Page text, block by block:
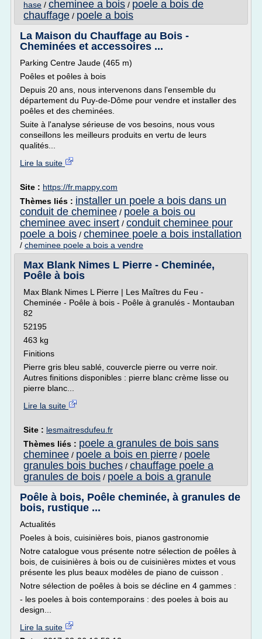
hase / cheminee a bois / poele a bois de
chauffage / poele a bois
La Maison du Chauffage au Bois -
Cheminées et accessoires ...
Parking Centre Jaude (465 m)
Poêles et poêles à bois
Depuis 20 ans, nous intervenons dans l'ensemble du
département du Puy-de-Dôme pour vendre et installer des
poêles et des cheminées.
Suite à l'analyse sérieuse de vos besoins, nous vous
conseillons les meilleurs produits en vertu de leurs
qualités...
Lire la suite
Site : https://fr.mappy.com
Thèmes liés : installer un poele a bois dans un
conduit de cheminee / poele a bois ou
cheminee avec insert / conduit cheminee pour
poele a bois / cheminee poele a bois installation
/ cheminee poele a bois a vendre
Max Blank Nimes L Pierre - Cheminée,
Poêle à bois
Max Blank Nimes L Pierre | Les Maîtres du Feu -
Cheminée - Poêle à bois - Poêle à granulés - Montauban
82
52195
463 kg
Finitions
Pierre gris bleu sablé, couvercle pierre ou verre noir.
Autres finitions disponibles : pierre blanc crème lisse ou
pierre blanc...
Lire la suite
Site : lesmaitresdufeu.fr
Thèmes liés : poele a granules de bois sans
cheminee / poele a bois en pierre / poele
granules bois buches / chauffage poele a
granules de bois / poele a bois a granule
Poêle à bois, Poêle cheminée, à granules de
bois, rustique ...
Actualités
Poeles à bois, cuisinières bois, pianos gastronomie
Notre catalogue vous présente notre sélection de poêles à
bois, de cuisinières à bois ou de cuisinières mixtes et vous
présente les plus beaux modèles de piano de cuisson .
Notre sélection de poêles à bois se décline en 4 gammes :
- les poeles à bois contemporains : des poeles à bois au
design...
Lire la suite